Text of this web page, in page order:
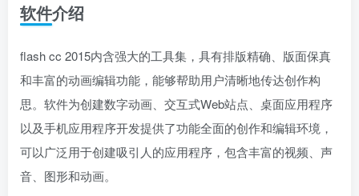
软件介绍
flash cc 2015内含强大的工具集，具有排版精确、版面保真
和丰富的动画编辑功能，能够帮助用户清晰地传达创作构
思。软件为创建数字动画、交互式Web站点、桌面应用程序
以及手机应用程序开发提供了功能全面的创作和编辑环境，
可以广泛用于创建吸引人的应用程序，包含丰富的视频、声
音、图形和动画。